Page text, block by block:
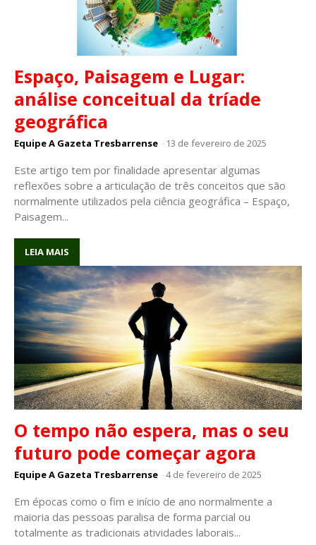
Espaço, Paisagem e Lugar:
análise conceitual da tríade
geográfica
Equipe A Gazeta Tresbarrense - 13 de fevereiro de 2025
Este artigo tem por finalidade apresentar algumas
reflexões sobre a articulação de três conceitos que são
normalmente utilizados pela ciência geográfica – Espaço,
Paisagem...
LEIA MAIS
O tempo não espera, mas o seu
futuro pode começar agora
Equipe A Gazeta Tresbarrense -4 de fevereiro de 2025
Em épocas como o fim e início de ano normalmente a
maioria das pessoas paralisa de forma parcial ou
totalmente as tradicionais atividades laborais...